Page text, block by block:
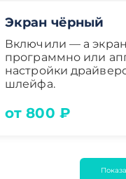
Экран чёрный
Включили — а
программно или
настройки
шлейфа.
от 800 ₽